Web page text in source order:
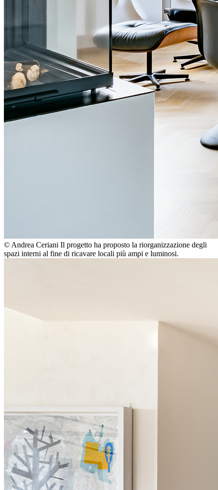
© Andrea Ceriani Il progetto ha proposto la riorganizzazione degli
spazi interni al fine di ricavare locali più ampi e luminosi.